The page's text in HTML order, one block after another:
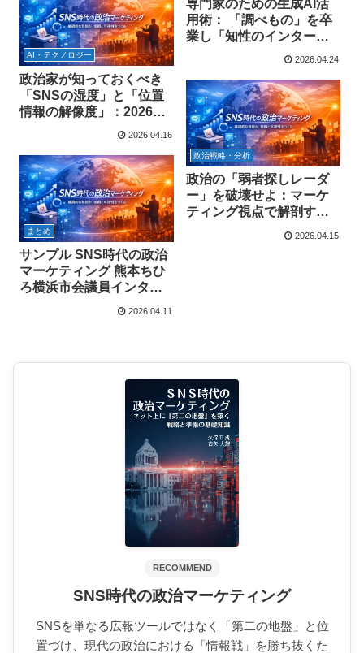
専門家のための生成AI活
用術： 「調べもの」を卒
業し「知性のインターフ
2026.04.24
AI・テクノロジー
政治家が知っておくべき
「SNSの湿度」と「位置
情報の解像度」：2026年
のプラットフォーム別・
2026.04.16
政治戦略・分析
政治の「弱者探しレーダ
ー」を破壊せよ：マーケ
ティング視点で解剖する
2026.04.15
まとめ
サンプル SNS時代の政治
マーケティング 熊本ちひ
ろ横浜市会議員インタビ
2026.04.11
RECOMMEND
SNS時代の政治マーケティング
SNSを単なる広報ツールではなく「第二の地盤」と位
置づけ、現代の政治における「情報戦」を勝ち抜くた